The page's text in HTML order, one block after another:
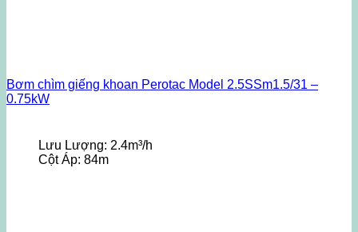
Bơm chìm giếng khoan Perotac Model 2.5SSm1.5/31 –
0.75kW
Lưu Lượng: 2.4m³/h
Cột Áp: 84m